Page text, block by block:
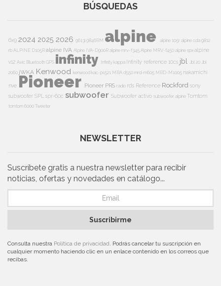
BÚSQUEDAS
6x9 2024 2025 2026 9613i9846RM alpine alpine 105r alpine cda 9812
rbALPINE D105Ralpine IVA Alpine IVA-D900Ralpine mrv-f345Alpine MRV-f450alpine spxalpine
v12 Avic BluetoothGPS infinity Infinity kappa Infinity reference 10cs jbl Jbl 20 Jbl
2060 jWKA Kenwood kenwood kac-ps521 MRA d550mrd-m605 MRD-M1005 nakamichi
nve Pioneer Pioneer PRS radio rds Reference Rockford sony
subwoofer SPL spr-60c subwoofer Subwoofer activo subwoofer alpine Tomtom
tomtom 6000Tweeter
NEWSLETTER
Suscríbete gratis a nuestra newsletter para recibir
noticias, ofertas y novedades en catálogo...
Suscribirme
Consulta nuestra Política de privacidad . Podrás cancelar tu suscripción en
cualquier momento haciendo clic en un enlace contenido en los correos que
recibas.